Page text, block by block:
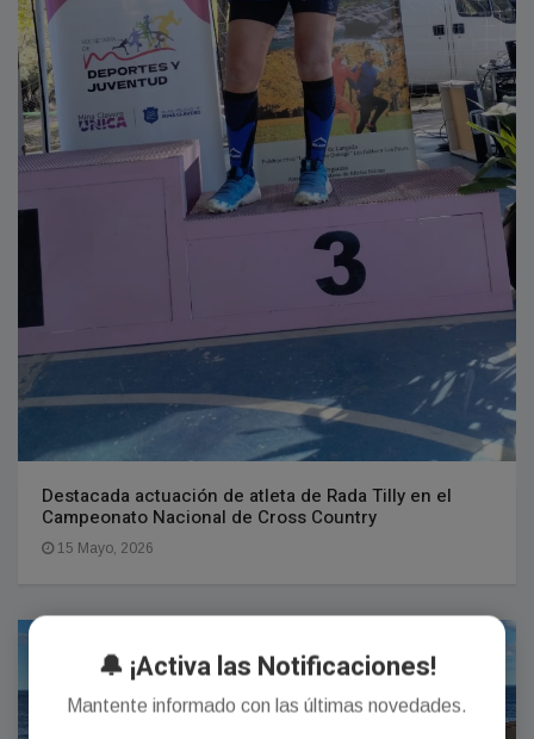
Destacada actuación de atleta de Rada Tilly en el
Campeonato Nacional de Cross Country
15 Mayo, 2026
🔔 ¡Activa las Notificaciones!
Mantente informado con las últimas novedades.